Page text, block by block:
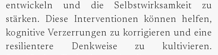
entwickeln und die Selbstwirksamkeit zu
stärken. Diese Interventionen können helfen,
kognitive Verzerrungen zu korrigieren und eine
resilientere Denkweise zu kultivieren.